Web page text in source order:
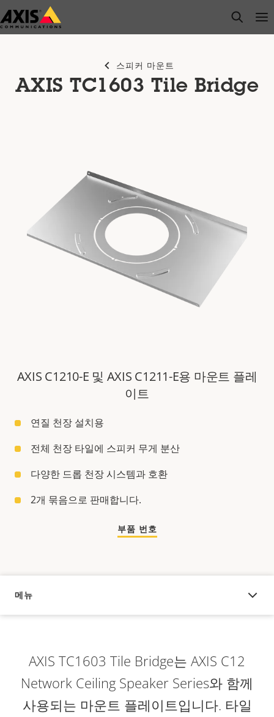
주
요
open
스피커 마운트
AXIS TC1603 Tile Bridge
AXIS C1210-E 및 AXIS C1211-E용 마운트 플레
이트
연질 천장 설치용
전체 천장 타일에 스피커 무게 분산
다양한 드롭 천장 시스템과 호환
2개 묶음으로 판매합니다.
부품 번호
메뉴
오버뷰
AXIS TC1603 Tile Bridge는 AXIS C12
Network Ceiling Speaker Series와 함께
사용되는 마운트 플레이트입니다. 타일